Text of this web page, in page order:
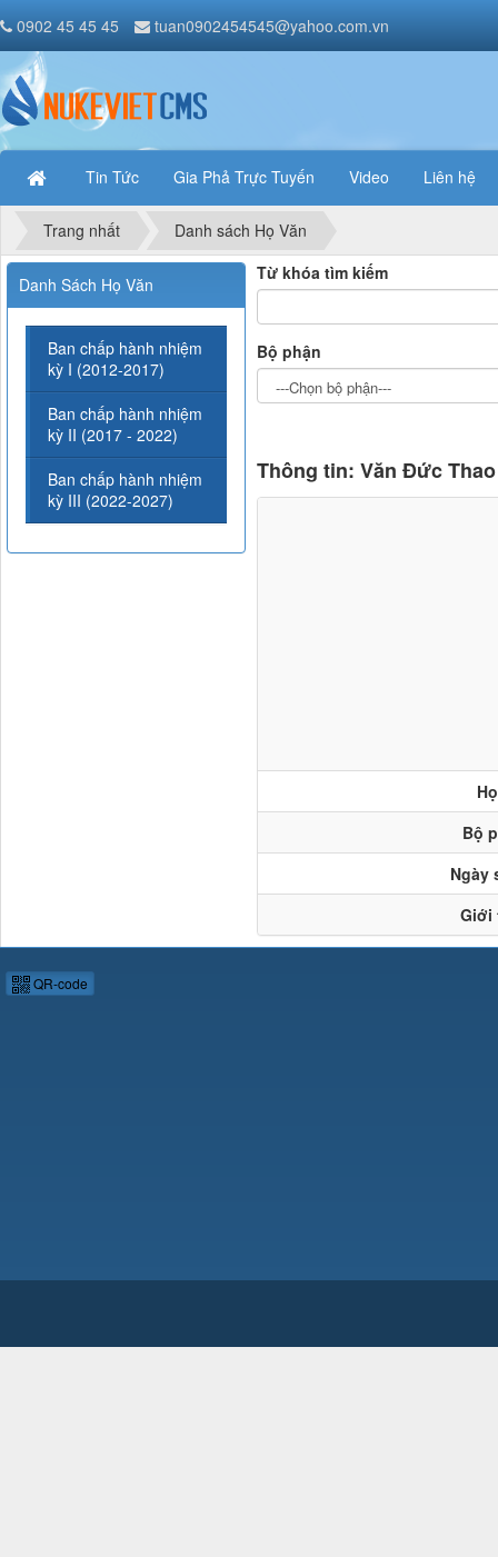
0902 45 45 45 tuan0902454545@yahoo.com.vn
Tin Tức Gia Phả Trực Tuyến Video Liên hệ
Trang nhất
Danh sách Họ Văn
Từ khóa tìm kiếm
Bộ phận
Thông tin: Văn Đức Thao
Bộ
Ngày
Giới
Danh Sách Họ Văn
Ban chấp hành nhiệm
kỳ I (2012-2017)
Ban chấp hành nhiệm
kỳ II (2017 - 2022)
Ban chấp hành nhiệm
kỳ III (2022-2027)
QR-code